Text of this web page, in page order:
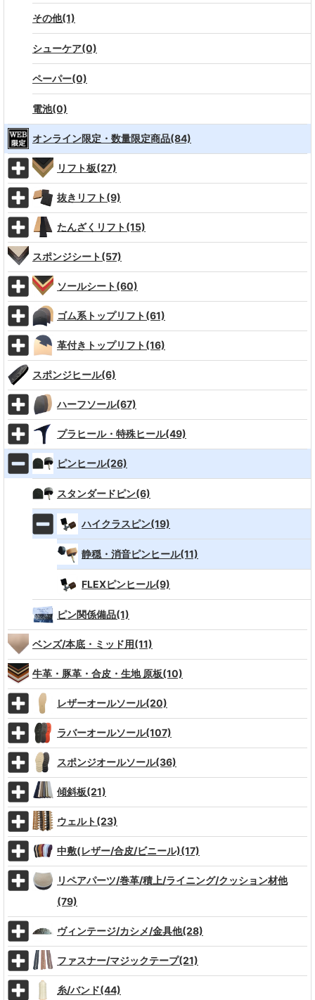
その他(1)
シューケア(0)
ペーパー(0)
電池(0)
オンライン限定・数量限定商品(84)
リフト板(27)
抜きリフト(9)
たんざくリフト(15)
スポンジシート(57)
ソールシート(60)
ゴム系トップリフト(61)
革付きトップリフト(16)
スポンジヒール(6)
ハーフソール(67)
プラヒール・特殊ヒール(49)
ピンヒール(26)
スタンダードピン(6)
ハイクラスピン(19)
静穏・消音ピンヒール(11)
FLEXピンヒール(9)
ピン関係備品(1)
ベンズ/本底・ミッド用(11)
牛革・豚革・合皮・生地 原板(10)
レザーオールソール(20)
ラバーオールソール(107)
スポンジオールソール(36)
傾斜板(21)
ウェルト(23)
中敷(レザー/合皮/ビニール)(17)
リペアパーツ/巻革/積上/ライニング/クッション材他
(79)
ヴィンテージ/カシメ/金具他(28)
ファスナー/マジックテープ(21)
糸/バンド(44)